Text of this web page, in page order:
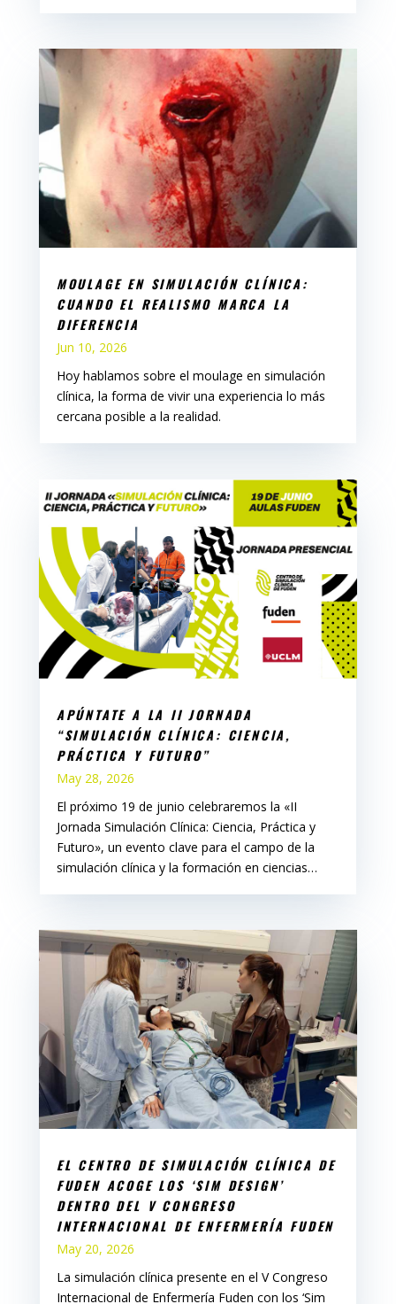
MOULAGE EN SIMULACIÓN CLÍNICA:
CUANDO EL REALISMO MARCA LA
DIFERENCIA
Jun 10, 2026
Hoy hablamos sobre el moulage en simulación
clínica, la forma de vivir una experiencia lo más
cercana posible a la realidad.
APÚNTATE A LA II JORNADA
“SIMULACIÓN CLÍNICA: CIENCIA,
PRÁCTICA Y FUTURO”
May 28, 2026
El próximo 19 de junio celebraremos la «II
Jornada Simulación Clínica: Ciencia, Práctica y
Futuro», un evento clave para el campo de la
simulación clínica y la formación en ciencias…
EL CENTRO DE SIMULACIÓN CLÍNICA DE
FUDEN ACOGE LOS ‘SIM DESIGN’
DENTRO DEL V CONGRESO
INTERNACIONAL DE ENFERMERÍA FUDEN
May 20, 2026
La simulación clínica presente en el V Congreso
Internacional de Enfermería Fuden con los ‘Sim